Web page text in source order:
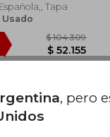
$
Tapa
Usado
, pero